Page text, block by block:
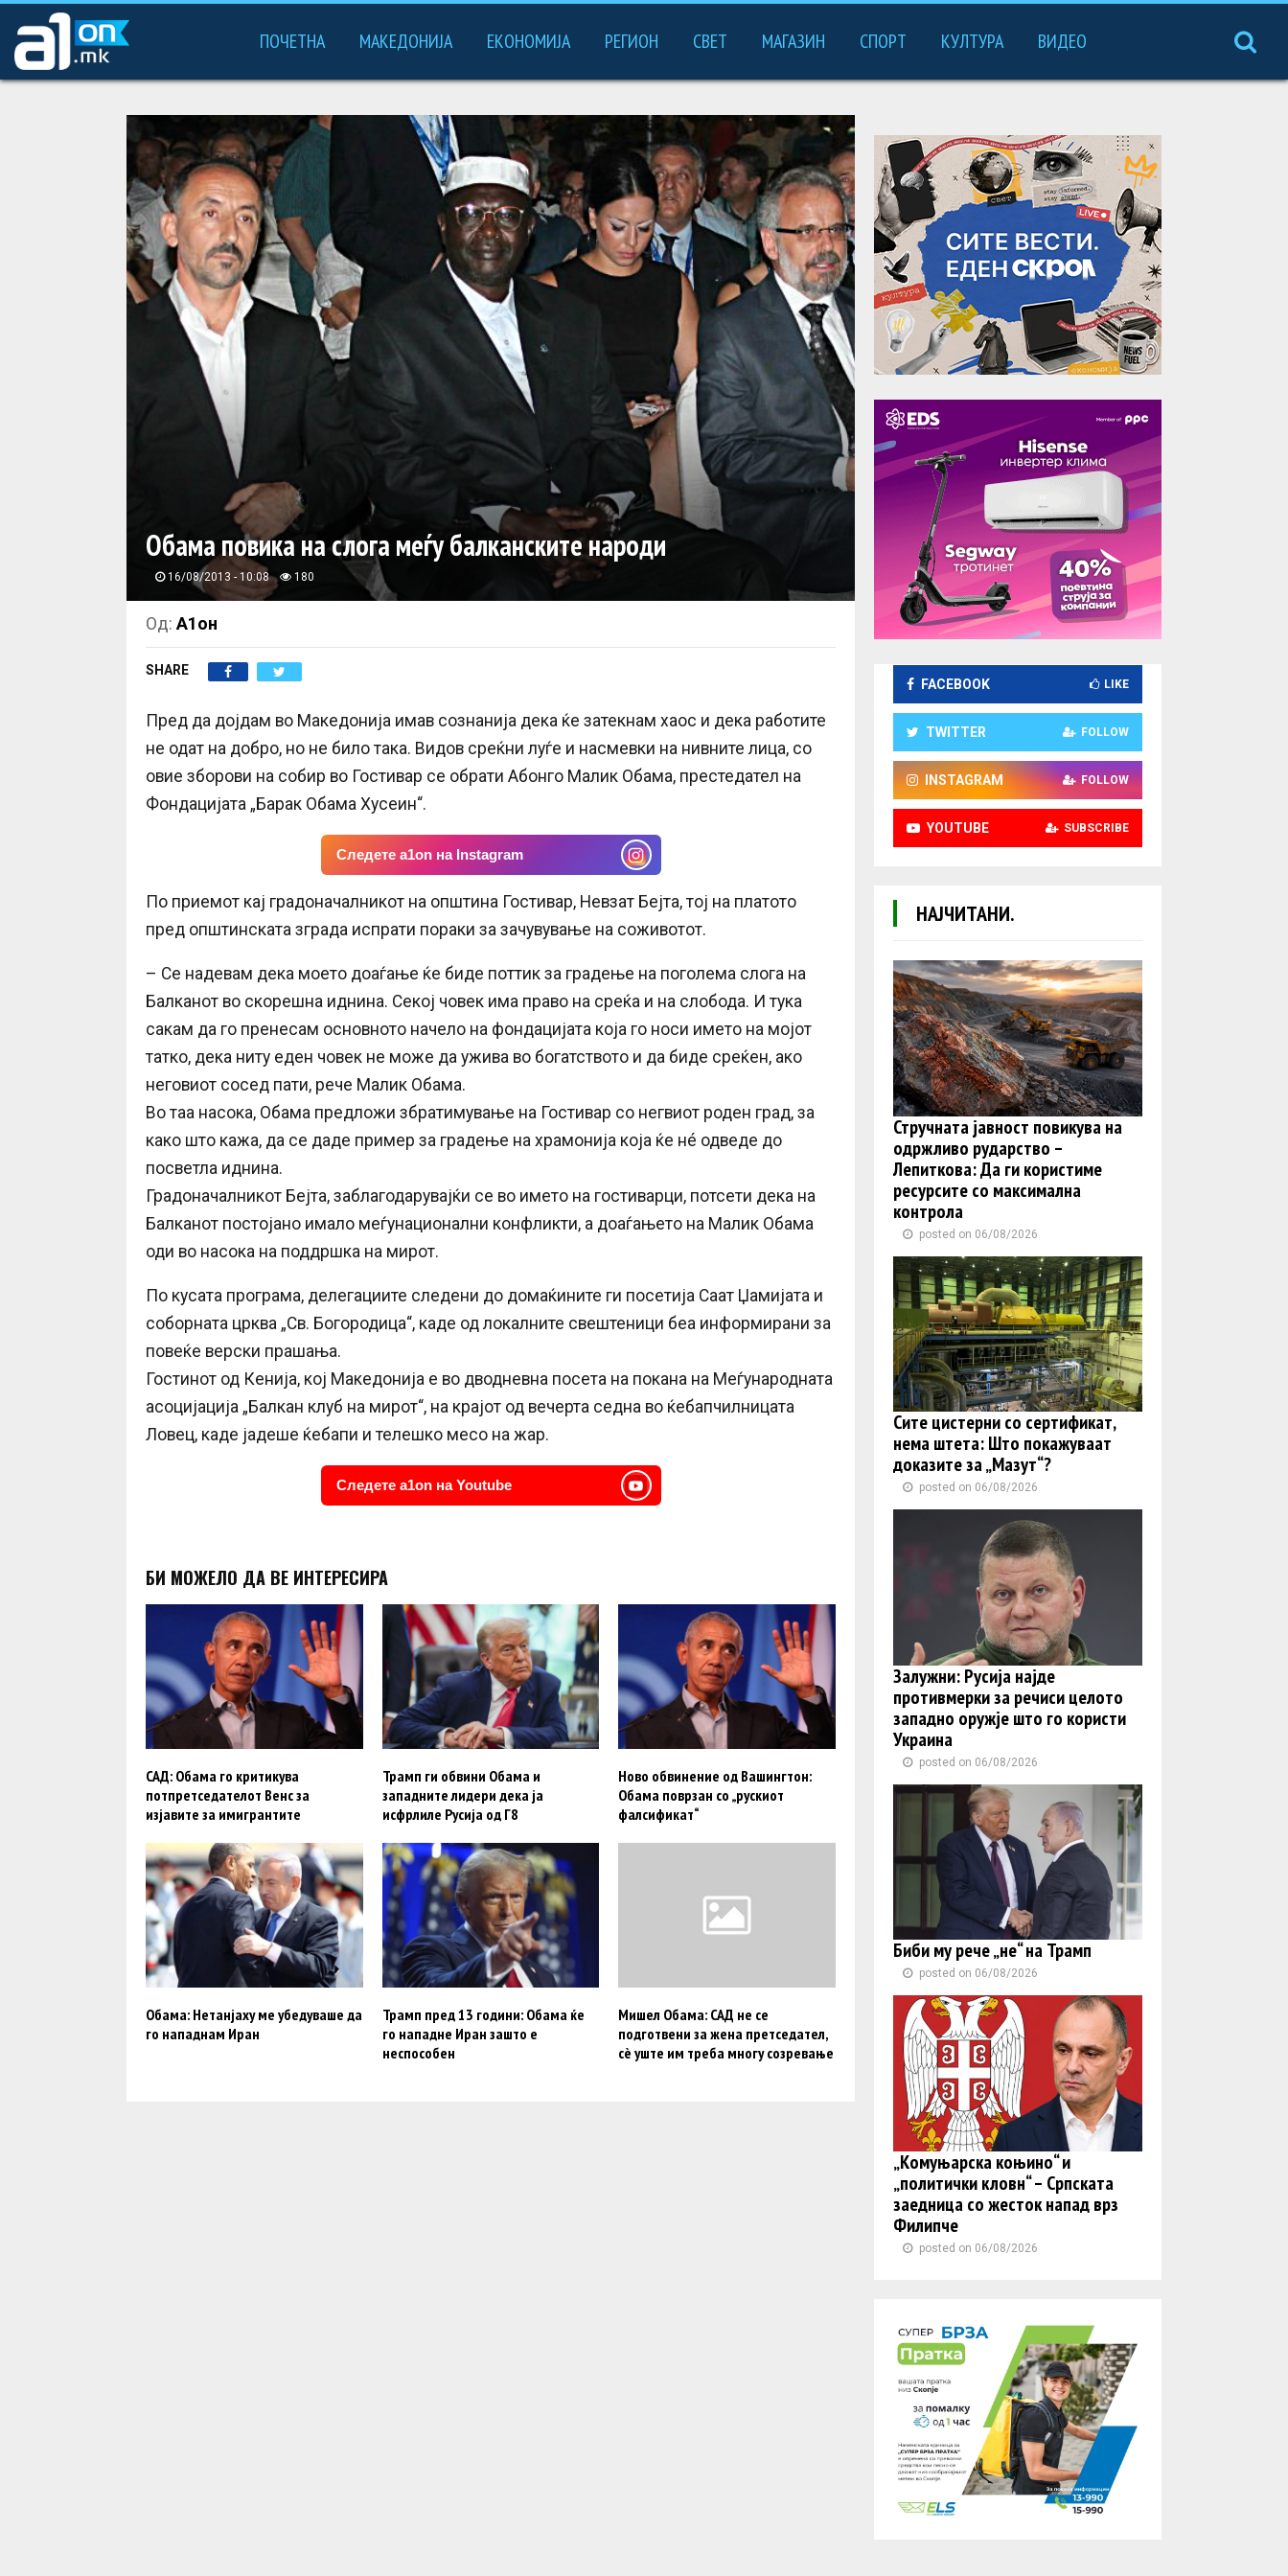
ПОЧЕТНА МАКЕДОНИЈА ЕКОНОМИЈА РЕГИОН СВЕТ МАГАЗИН СПОРТ КУЛТУРА ВИДЕО
Обама повика на слога меѓу балканските народи
16/08/2013 - 10:08 180
Од: А1он
SHARE
Пред да дојдам во Македонија имав сознанија дека ќе затекнам хаос и дека работите
не одат на добро, но не било така. Видов среќни луѓе и насмевки на нивните лица, со
овие зборови на собир во Гостивар се обрати Абонго Малик Обама, престедател на
Фондацијата „Барак Обама Хусеин“.
Следете a1on на Instagram
По приемот кај градоначалникот на општина Гостивар, Невзат Бејта, тој на платото
пред општинската зграда испрати пораки за зачувување на соживотот.
– Се надевам дека моето доаѓање ќе биде поттик за градење на поголема слога на
Балканот во скорешна иднина. Секој човек има право на среќа и на слобода. И тука
сакам да го пренесам основното начело на фондацијата која го носи името на мојот
татко, дека ниту еден човек не може да ужива во богатството и да биде среќен, ако
неговиот сосед пати, рече Малик Обама.
Во таа насока, Обама предложи збратимување на Гостивар со негвиот роден град, за
како што кажа, да се даде пример за градење на храмонија која ќе нé одведе до
посветла иднина.
Градоначалникот Бејта, заблагодарувајќи се во името на гостиварци, потсети дека на
Балканот постојано имало меѓунационални конфликти, а доаѓањето на Малик Обама
оди во насока на поддршка на мирот.
По кусата програма, делегациите следени до домаќините ги посетија Саат Џамијата и
соборната црква „Св. Богородица“, каде од локалните свештеници беа информирани за
повеќе верски прашања.
Гостинот од Кенија, кој Македонија е во дводневна посета на покана на Меѓународната
асоцијација „Балкан клуб на мирот“, на крајот од вечерта седна во ќебапчилницата
Ловец, каде јадеше ќебапи и телешко месо на жар.
Следете a1on на Youtube
БИ МОЖЕЛО ДА ВЕ ИНТЕРЕСИРА
САД: Обама го критикува
потпретседателот Венс за
изјавите за имигрантите
Трамп ги обвини Обама и
западните лидери дека ја
исфрлиле Русија од Г8
Ново обвинение од Вашингтон:
Обама поврзан со „рускиот
фалсификат“
Обама: Нетанјаху ме убедуваше да
го нападнам Иран
Трамп пред 13 години: Обама ќе
го нападне Иран зашто е
неспособен
Мишел Обама: САД не се
подготвени за жена претседател,
сè уште им треба многу созревање
FACEBOOK LIKE
TWITTER FOLLOW
INSTAGRAM FOLLOW
YOUTUBE SUBSCRIBE
НАЈЧИТАНИ.
Стручната јавност повикува на
одржливо рударство –
Лепиткова: Да ги користиме
ресурсите со максимална
контрола
posted on 06/08/2026
Сите цистерни со сертификат,
нема штета: Што покажуваат
доказите за „Мазут“?
posted on 06/08/2026
Залужни: Русија најде
противмерки за речиси целото
западно оружје што го користи
Украина
posted on 06/08/2026
Биби му рече „не“ на Трамп
posted on 06/08/2026
„Комуњарска коњино“ и
„политички кловн“ – Српската
заедница со жесток напад врз
Филипче
posted on 06/08/2026